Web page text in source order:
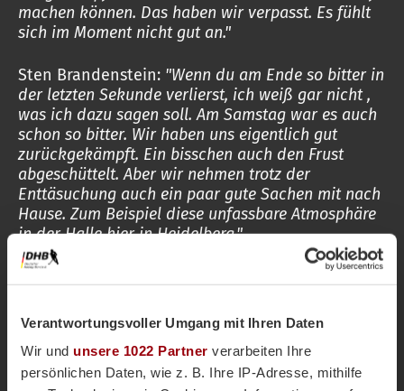
Verantwortungsvoller Umgang mit Ihren Daten
Wir und unsere 1022 Partner verarbeiten Ihre
persönlichen Daten, wie z. B. Ihre IP-Adresse, mithilfe
machen können. Das haben wir verpasst. Es fühlt
sich im Moment nicht gut an."
Sten Brandenstein: "Wenn du am Ende so bitter in
der letzten Sekunde verlierst, ich weiß gar nicht ,
was ich dazu sagen soll. Am Samstag war es auch
schon so bitter. Wir haben uns eigentlich gut
zurückgekämpft. Ein bisschen auch den Frust
abgeschüttelt. Aber wir nehmen trotz der
Enttäsuchung auch ein paar gute Sachen mit nach
Hause. Zum Beispiel diese unfassbare Atmosphäre
in der Halle hier in Heidelberg."
"Es ist unmittelbar nach dem
für dieses Bronze-Spiel viel vorgenommen. Aktuell
schmerzt es sehr, dass es so ausgegangen ist.
Irgendwann werden wir aber vielleicht auch die
positiven Dinge dieser vier Tage sehen können und